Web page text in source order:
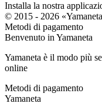
Installa la nostra
© 2015 - 2026
Metodi di pagamento
Benvenuto in Yamaneta
Yamaneta è il modo più
online
Metodi di pagamento
Yamaneta